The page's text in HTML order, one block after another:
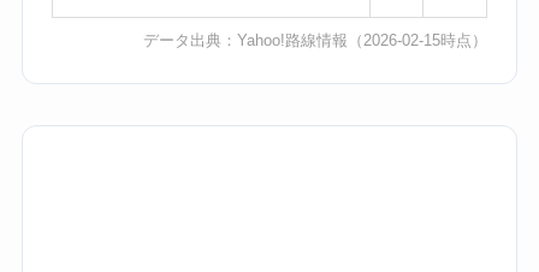
データ出典：Yahoo!路線情報 （2026-02-15時点）